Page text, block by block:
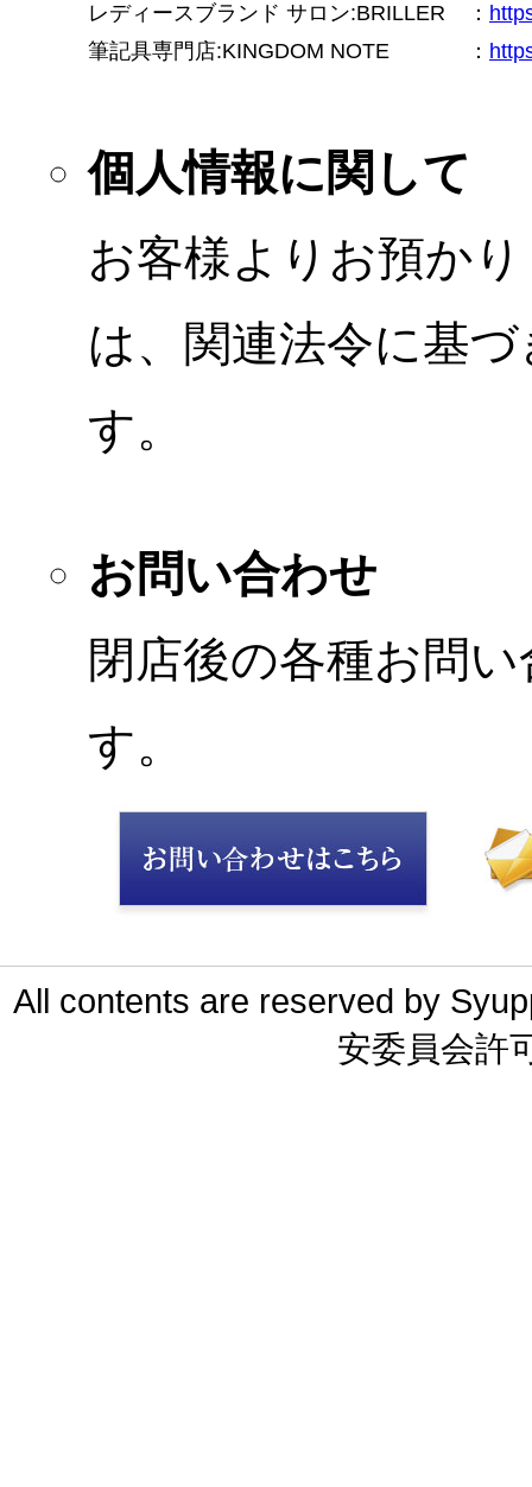
レディースブランド サロン:BRILLER
：
筆記具専門店:KINGDOM NOTE
：
個人情報に関して
お客様よりお預か
は、関連法令に基
す。
お問い合わせ
閉店後の各種お問
す。
All contents are reserved by
安委員会許